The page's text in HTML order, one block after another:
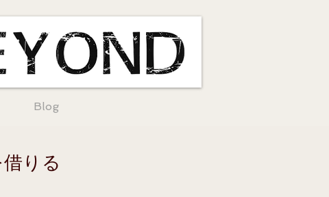
Blog
りる